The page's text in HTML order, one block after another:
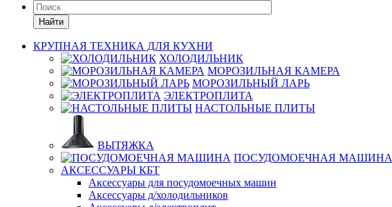
Найти
КРУПНАЯ ТЕХНИКА ДЛЯ КУХНИ
ХОЛОДИЛЬНИК
МОРОЗИЛЬНАЯ КАМЕРА
МОРОЗИЛЬНЫЙ ЛАРЬ
ЭЛЕКТРОПЛИТА
НАСТОЛЬНЫЕ ПЛИТЫ
ВЫТЯЖКА
ПОСУДОМОЕЧНАЯ МАШИНА
АКСЕССУАРЫ КБТ
Аксессуары для посудомоечных машин
Аксессуары д/холодильников